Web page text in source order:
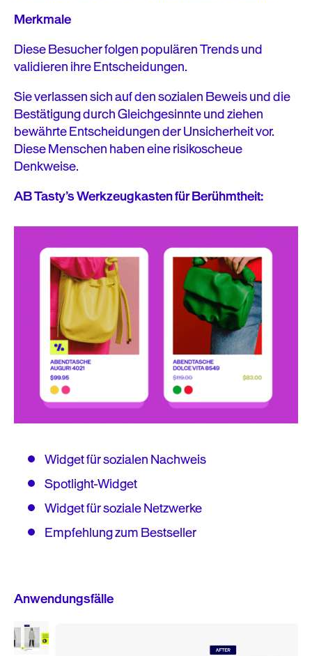
Merkmale
Diese Besucher folgen populären Trends und
validieren ihre Entscheidungen.
Sie verlassen sich auf den sozialen Beweis und die
Bestätigung durch Gleichgesinnte und ziehen
bewährte Entscheidungen der Unsicherheit vor.
Diese Menschen haben eine risikoscheue
Denkweise.
AB Tasty’s Werkzeugkasten für Berühmtheit:
Widget für sozialen Nachweis
Spotlight-Widget
Widget für soziale Netzwerke
Empfehlung zum Bestseller
Anwendungsfälle